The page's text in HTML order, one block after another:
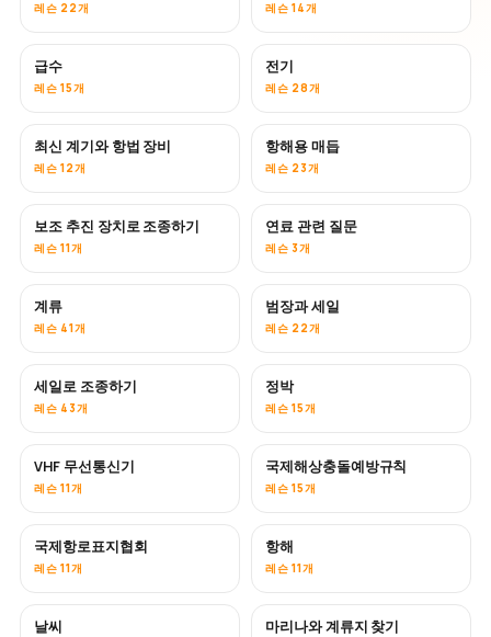
레슨 22개 레슨 14개
급수
레슨 15개
전기
레슨 28개
최신 계기와 항법 장비
레슨 12개
항해용 매듭
레슨 23개
보조 추진 장치로 조종하기
레슨 11개
연료 관련 질문
레슨 3개
계류
레슨 41개
범장과 세일
레슨 22개
세일로 조종하기
레슨 43개
정박
레슨 15개
VHF 무선통신기
레슨 11개
국제해상충돌예방규칙
레슨 15개
국제항로표지협회
레슨 11개
항해
레슨 11개
날씨 마리나와 계류지 찾기